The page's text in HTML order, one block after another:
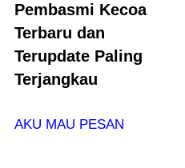
Pembasmi Kecoa
Terbaru dan
Terupdate Paling
Terjangkau
AKU MAU PESAN